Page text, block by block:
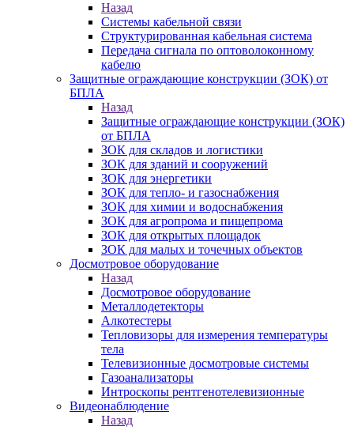
Назад
Системы кабельной связи
Структурированная кабельная система
Передача сигнала по оптоволоконному
кабелю
Защитные ограждающие конструкции (ЗОК) от
БПЛА
Назад
Защитные ограждающие конструкции (ЗОК)
от БПЛА
ЗОК для складов и логистики
ЗОК для зданий и сооружений
ЗОК для энергетики
ЗОК для тепло- и газоснабжения
ЗОК для химии и водоснабжения
ЗОК для агропрома и пищепрома
ЗОК для открытых площадок
ЗОК для малых и точечных объектов
Досмотровое оборудование
Назад
Досмотровое оборудование
Металлодетекторы
Алкотестеры
Тепловизоры для измерения температуры
тела
Телевизионные досмотровые системы
Газоанализаторы
Интроскопы рентгенотелевизионные
Видеонаблюдение
Назад